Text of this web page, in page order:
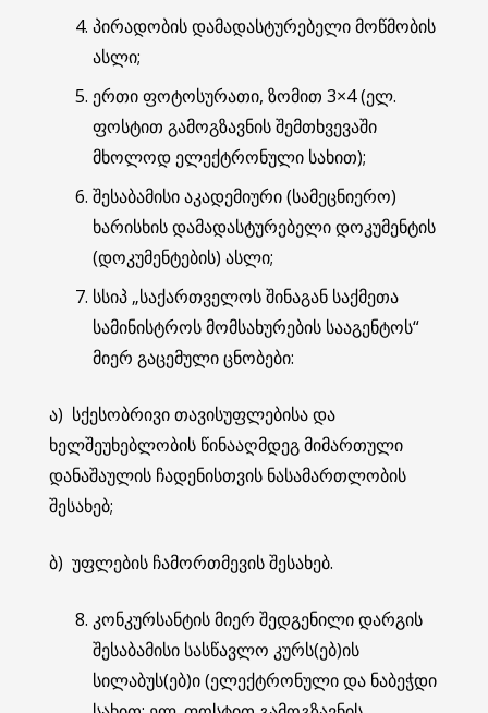
პირადობის დამადასტურებელი მოწმობის
ასლი;
ერთი ფოტოსურათი, ზომით 3×4 (ელ.
ფოსტით გამოგზავნის შემთხვევაში
მხოლოდ ელექტრონული სახით);
შესაბამისი აკადემიური (სამეცნიერო)
ხარისხის დამადასტურებელი დოკუმენტის
(დოკუმენტების) ასლი;
სსიპ „საქართველოს შინაგან საქმეთა
სამინისტროს მომსახურების სააგენტოს“
მიერ გაცემული ცნობები:
ა) სქესობრივი თავისუფლებისა და
ხელშეუხებლობის წინააღმდეგ მიმართული
დანაშაულის ჩადენისთვის ნასამართლობის
შესახებ;
ბ) უფლების ჩამორთმევის შესახებ.
კონკურსანტის მიერ შედგენილი დარგის
შესაბამისი სასწავლო კურს(ებ)ის
სილაბუს(ებ)ი (ელექტრონული და ნაბეჭდი